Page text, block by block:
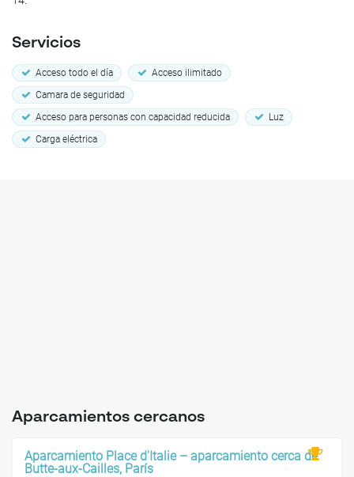
Servicios
Acceso todo el día
Acceso ilimitado
Camara de seguridad
Acceso para personas con capacidad reducida
Luz
Carga eléctrica
Aparcamientos cercanos
Aparcamiento Place d'Italie – aparcamiento cerca de
Butte-aux-Cailles, París